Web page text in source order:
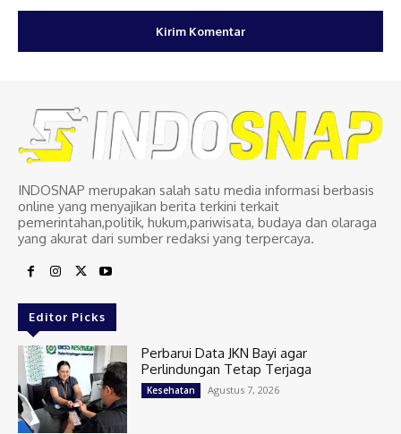
INDOSNAP merupakan salah satu media informasi berbasis
online yang menyajikan berita terkini terkait
pemerintahan,politik, hukum,pariwisata, budaya dan olaraga
yang akurat dari sumber redaksi yang terpercaya.
Editor Picks
Perbarui Data JKN Bayi agar
Perlindungan Tetap Terjaga
Kesehatan Agustus 7, 2026